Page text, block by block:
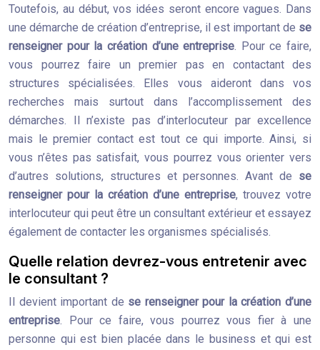
Toutefois, au début, vos idées seront encore vagues. Dans
une démarche de création d’entreprise, il est important de se
renseigner pour la création d’une entreprise. Pour ce faire,
vous pourrez faire un premier pas en contactant des
structures spécialisées. Elles vous aideront dans vos
recherches mais surtout dans l’accomplissement des
démarches. Il n’existe pas d’interlocuteur par excellence
mais le premier contact est tout ce qui importe. Ainsi, si
vous n’êtes pas satisfait, vous pourrez vous orienter vers
d’autres solutions, structures et personnes. Avant de se
renseigner pour la création d’une entreprise, trouvez votre
interlocuteur qui peut être un consultant extérieur et essayez
également de contacter les organismes spécialisés.
Quelle relation devrez-vous entretenir avec
le consultant ?
Il devient important de se renseigner pour la création d’une
entreprise. Pour ce faire, vous pourrez vous fier à une
personne qui est bien placée dans le business et qui est